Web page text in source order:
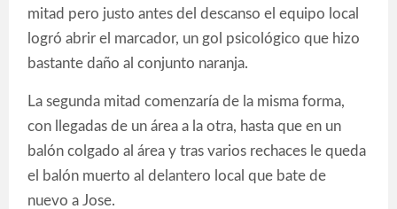
mitad pero justo antes del descanso el equipo local
logró abrir el marcador, un gol psicológico que hizo
bastante daño al conjunto naranja.
La segunda mitad comenzaría de la misma forma,
con llegadas de un área a la otra, hasta que en un
balón colgado al área y tras varios rechaces le queda
el balón muerto al delantero local que bate de
nuevo a Jose.